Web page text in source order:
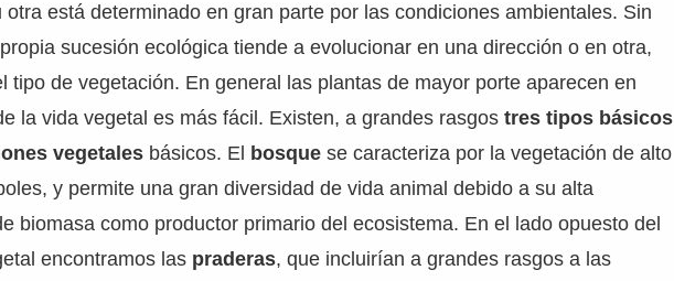
otra está determinado en gran parte por las condiciones ambientales. Sin
sucesión ecológica tiende a evolucionar en una dirección o en otra,
tipo de vegetación. En general las plantas de mayor porte aparecen en
la vida vegetal es más fácil. Existen, a grandes rasgostres tipos básicos
vegetales básicos. El bosquese caracteriza por la vegetación de alto
y permite una gran diversidad de vida animal debido a su alta
biomasa como productor primario del ecosistema. En el lado opuesto del
encontramos las praderas, que incluirían a grandes rasgos a las